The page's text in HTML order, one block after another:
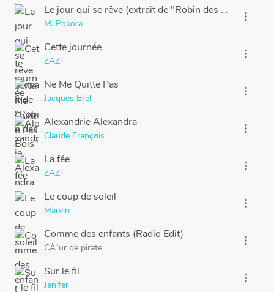
Le jour qui se rêve (extrait de "Robin des Bois")
M. Pokora
more_vert
Cette journée
ZAZ
more_vert
Ne Me Quitte Pas
Jacques Brel
more_vert
Alexandrie Alexandra
Claude François
more_vert
La fée
ZAZ
more_vert
Le coup de soleil
Marvin
more_vert
Comme des enfants (Radio Edit)
CÅ“ur de pirate
more_vert
Sur le fil
Jenifer
more_vert